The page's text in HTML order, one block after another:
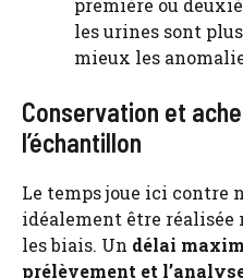
première ou
les urines sont
mieux les
Conservation et
l’échantillon
Le temps joue ici contre
idéalement être
les biais. Un délai
prélèvement et